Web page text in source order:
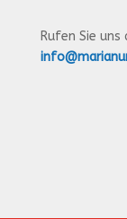
Rufen Sie uns